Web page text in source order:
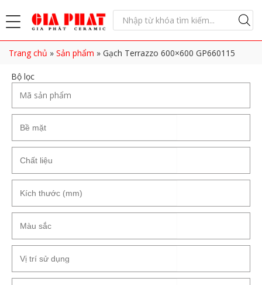
Trang chủ » Sản phẩm » Gạch Terrazzo 600×600 GP660115
Bộ lọc